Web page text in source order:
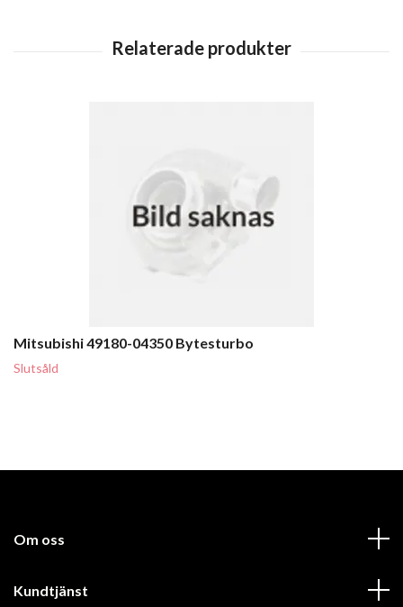
Mitsubishi 49180-04350 Bytesturbo
Slutsåld
Om oss
Kundtjänst